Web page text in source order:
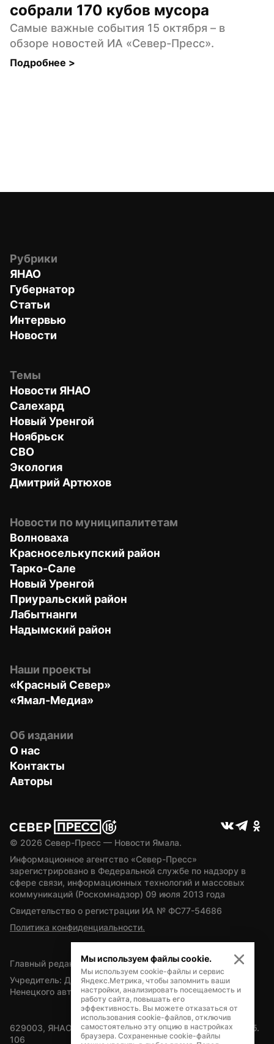
собрали 170 кубов мусора
Самые важные события 15 октября – в
обзоре новостей ИА «Север-Пресс».
Подробнее >
Рубрики
ЯНАО
Губернатор
Статьи
Интервью
Новости
Темы
Новости ЯНАО
Салехард
Новый Уренгой
Ноябрьск
СВО
Экология
Дмитрий Артюхов
Новости по муниципалитетам
Волноваха
Красноселькупский район
Тарко-Сале
Новый Уренгой
Приуральский район
Лабытнанги
Надымский район
Наши проекты
«Красный Север»
«Ямал-Медиа»
Об издании
О нас
Контакты
Авторы
© 2026 Север-Пресс — Новости Ямала.
Информационное агентство «Север-Пресс»
зарегистрировано в Федеральной службе по надзору в
сфере связи, информационных технологий и массовых
коммуникаций (Роскомнадзор) 09 июля 2013 года
Свидетельство о регистрации ИА № ФС77-54686
Политика конфиденциальности.
Главный редактор — А.Л. Поздеев
Учредитель: Департамент внутренней политики Ямало-
Ненецкого автономного округа
629003, ЯНАО, Салехард, мкр. Богдана Кнунянца, д.1, каб.
106
Мы используем файлы cookie.
Мы используем cookie-файлы и сервис
Яндекс.Метрика, чтобы запомнить ваши
настройки, анализировать посещаемость и
работу сайта, повышать его
эффективность. Вы можете отказаться от
использования cookie-файлов, отключив
самостоятельно эту опцию в настройках
браузера. Сохраненные cookie-файлы